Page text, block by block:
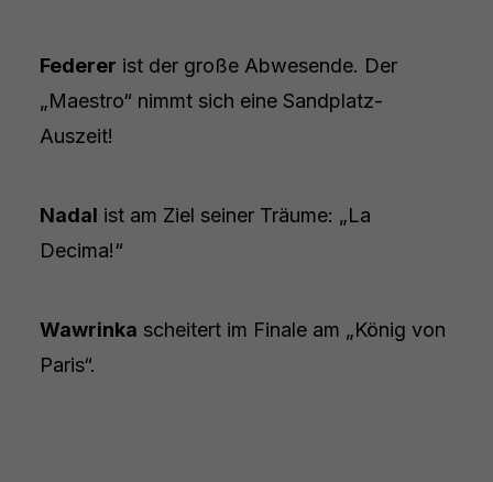
Federer ist der große Abwesende. Der
„Maestro“ nimmt sich eine Sandplatz-
Auszeit!
Nadal ist am Ziel seiner Träume: „La
Decima!“
Wawrinka scheitert im Finale am „König von
Paris“.